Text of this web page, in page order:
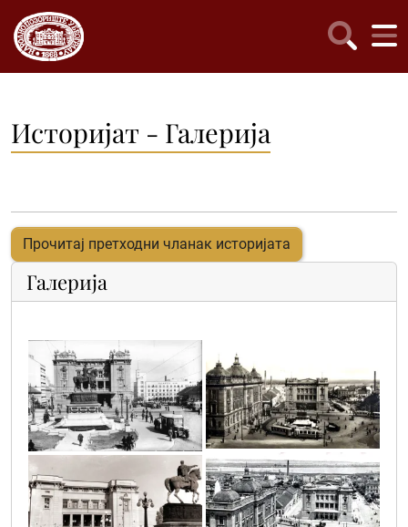
Историјат - Галерија
Прочитај претходни чланак историјата
Галерија
10_1 8
9
12